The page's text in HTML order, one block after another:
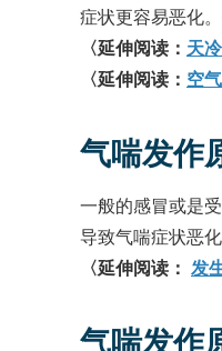
症状更容易恶化
〈延伸阅读： 天
〈延伸阅读： 空
气喘发作
一般的感冒或是
导致气喘症状恶
〈延伸阅读： 发
气喘发作